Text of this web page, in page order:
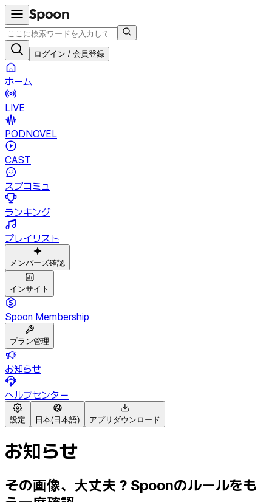
ログイン / 会員登録
ホーム
LIVE
PODNOVEL
CAST
スプコミュ
ランキング
プレイリスト
メンバーズ確認
インサイト
Spoon Membership
プラン管理
お知らせ
ヘルプセンター
設定 日本(日本語) アプリダウンロード
お知らせ
その画像、大丈夫？Spoonのルールをも